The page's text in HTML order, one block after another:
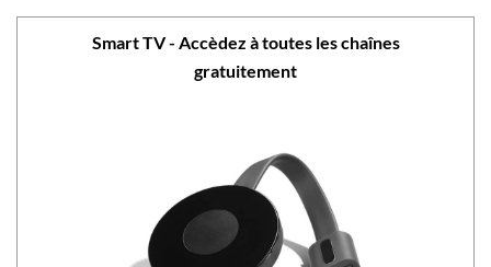
Smart TV - Accèdez à toutes les chaînes
gratuitement